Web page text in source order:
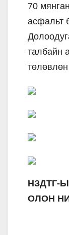
70
асфальт
талбайн
НЗДТГ-
ОЛОН